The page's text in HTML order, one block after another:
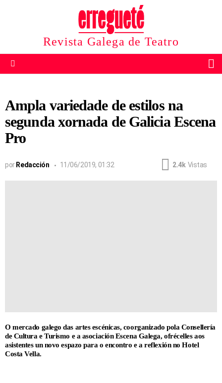
Revista Galega de Teatro
Ampla variedade de estilos na
segunda xornada de Galicia Escena
Pro
por Redacción 11/06/2019, 01:32 2.4k Vistas
O mercado galego das artes escénicas, coorganizado pola Consellería
de Cultura e Turismo e a asociación Escena Galega, ofrécelles aos
asistentes un novo espazo para o encontro e a reflexión no Hotel
Costa Vella.